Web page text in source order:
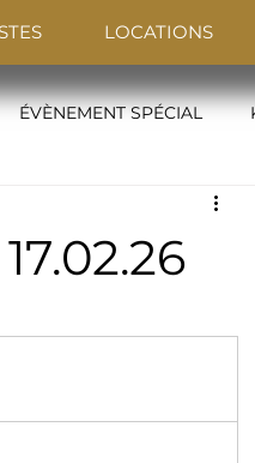
LOCATIONS
ÉVÈNEMENT SPÉCIAL